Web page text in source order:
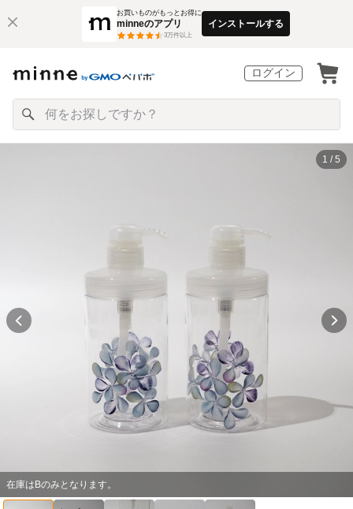
お買いものがもっとお得に
minneのアプリ
3万件以上
インストールする
ログイン
在庫はBのみとなります。
1 / 5